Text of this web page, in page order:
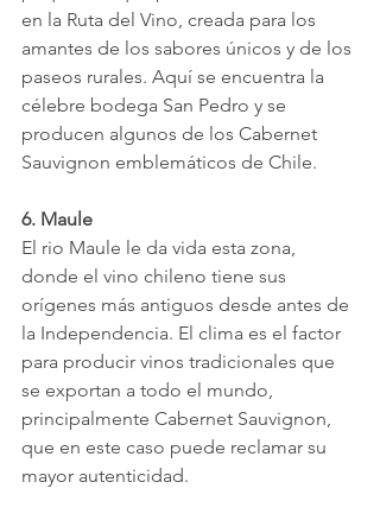
en la Ruta del Vino, creada para los
amantes de los sabores únicos y de los
paseos rurales. Aquí se encuentra la
célebre bodega San Pedro y se
producen algunos de los Cabernet
Sauvignon emblemáticos de Chile.
6. Maule
El rio Maule le da vida esta zona,
donde el vino chileno tiene sus
orígenes más antiguos desde antes de
la Independencia. El clima es el factor
para producir vinos tradicionales que
se exportan a todo el mundo,
principalmente Cabernet Sauvignon,
que en este caso puede reclamar su
mayor autenticidad.